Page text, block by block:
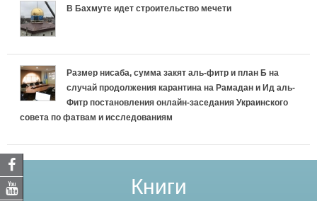
В Бахмуте идет строительство мечети
Размер нисаба, сумма закят аль-фитр и план Б на
случай продолжения карантина на Рамадан и Ид аль-
Фитр постановления онлайн-заседания Украинского
совета по фатвам и исследованиям
Книги